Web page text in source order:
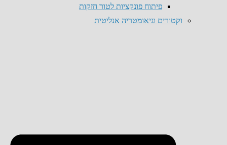
פיתוח פונקציות לטור חזקות
וקטורים וגיאומטריה אנליטית